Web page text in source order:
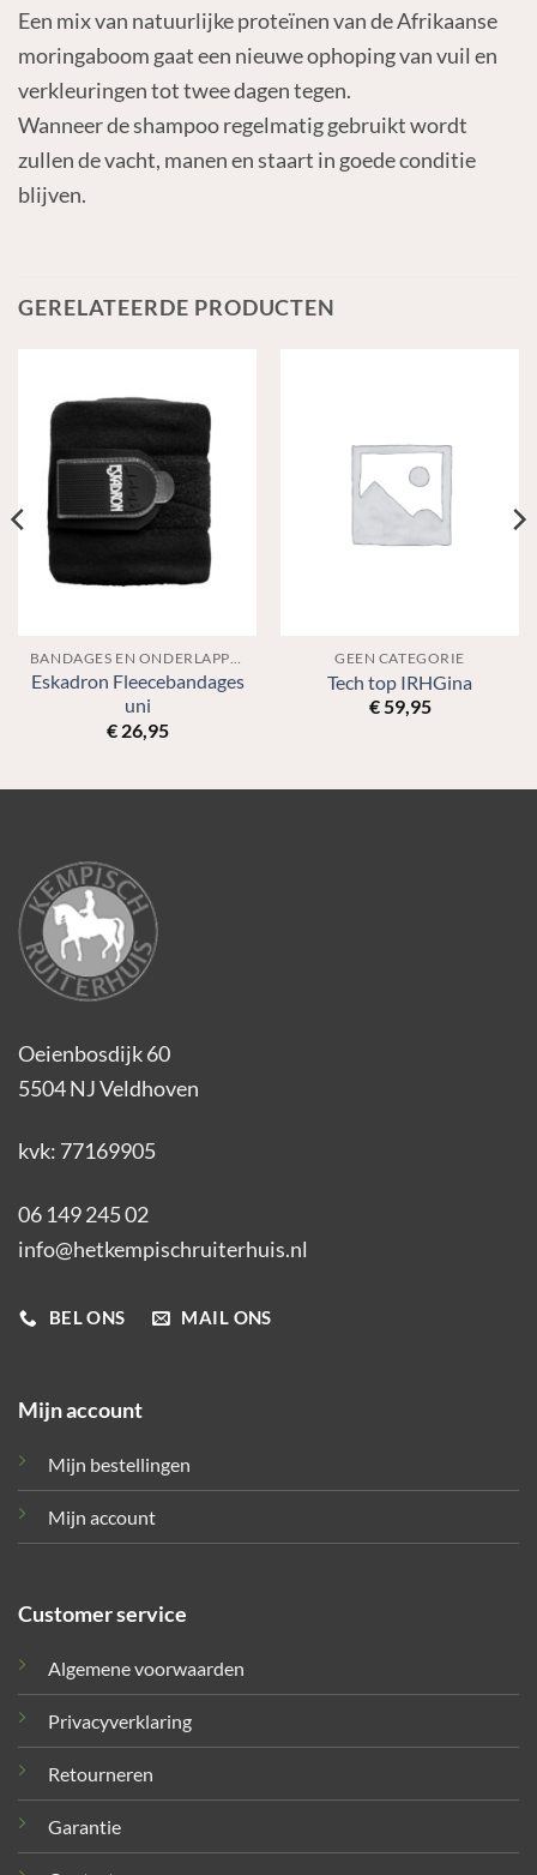
Een mix van natuurlijke proteïnen van de Afrikaanse
moringaboom gaat een nieuwe ophoping van vuil en
verkleuringen tot twee dagen tegen.
Wanneer de shampoo regelmatig gebruikt wordt
zullen de vacht, manen en staart in goede conditie
blijven.
GERELATEERDE PRODUCTEN
Eskadron Fleecebandages
uni
€26,95
GEEN CATEGORIE
Tech top IRHGina
€59,95
Oeienbosdijk 60
5504 NJ Veldhoven
kvk: 77169905
06 149 245 02
info@hetkempischruiterhuis.nl
BEL ONS MAIL ONS
Mijn account
Mijn bestellingen
Mijn account
Customer service
Algemene voorwaarden
Privacyverklaring
Retourneren
Garantie